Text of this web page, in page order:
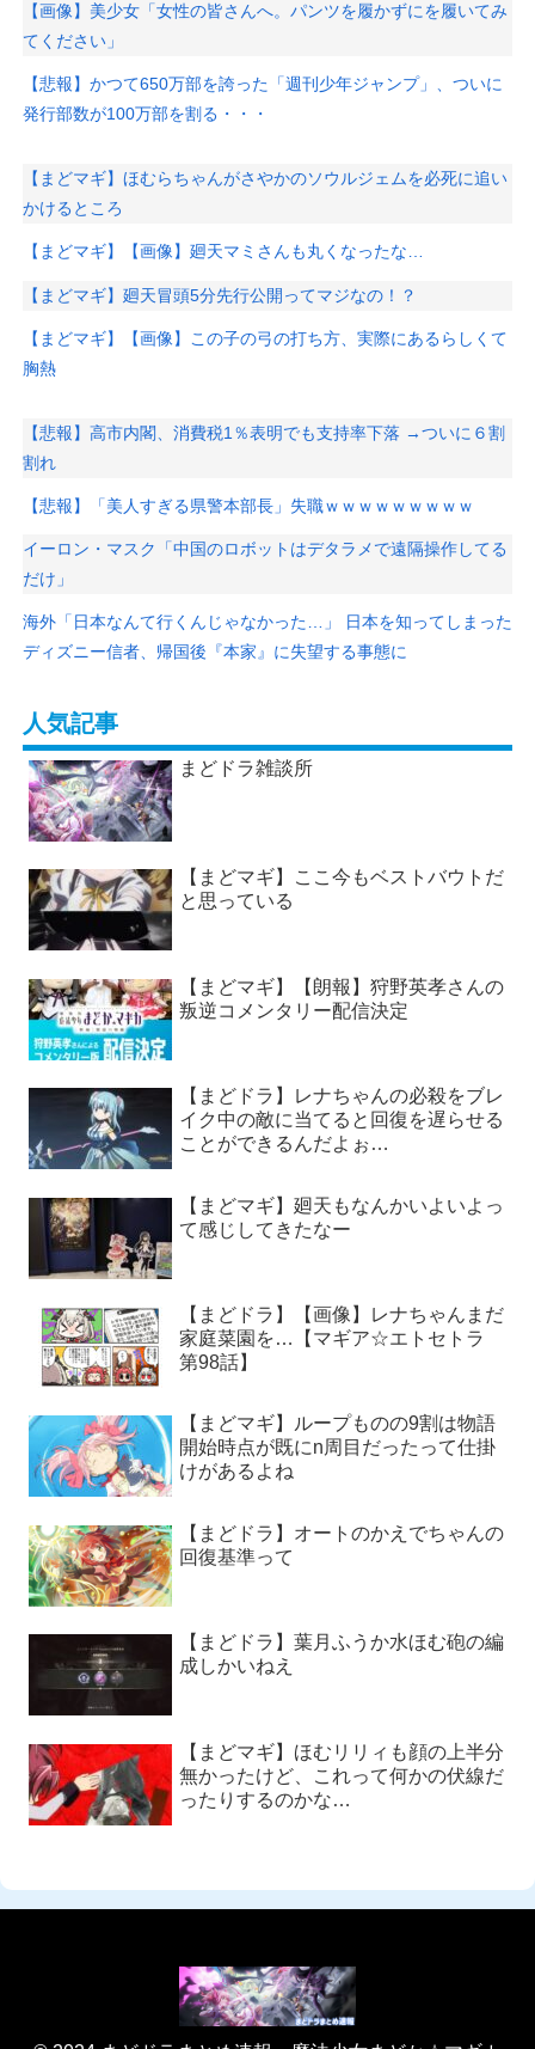
【画像】美少女「女性の皆さんへ。パンツを履かずにを履いてみ
てください」
【悲報】かつて650万部を誇った「週刊少年ジャンプ」、ついに
発行部数が100万部を割る・・・
【まどマギ】ほむらちゃんがさやかのソウルジェムを必死に追い
かけるところ
【まどマギ】【画像】廻天マミさんも丸くなったな…
【まどマギ】廻天冒頭5分先行公開ってマジなの！？
【まどマギ】【画像】この子の弓の打ち方、実際にあるらしくて
胸熱
【悲報】高市内閣、消費税1％表明でも支持率下落 →ついに６割
割れ
【悲報】「美人すぎる県警本部長」失職ｗｗｗｗｗｗｗｗｗ
イーロン・マスク「中国のロボットはデタラメで遠隔操作してる
だけ」
海外「日本なんて行くんじゃなかった…」 日本を知ってしまった
ディズニー信者、帰国後『本家』に失望する事態に
人気記事
まどドラ雑談所
【まどマギ】ここ今もベストバウトだ
と思っている
【まどマギ】【朗報】狩野英孝さんの
叛逆コメンタリー配信決定
【まどドラ】レナちゃんの必殺をブレ
イク中の敵に当てると回復を遅らせる
ことができるんだよぉ…
【まどマギ】廻天もなんかいよいよっ
て感じしてきたなー
【まどドラ】【画像】レナちゃんまだ
家庭菜園を…【マギア☆エトセトラ
第98話】
【まどマギ】ループものの9割は物語
開始時点が既にn周目だったって仕掛
けがあるよね
【まどドラ】オートのかえでちゃんの
回復基準って
【まどドラ】葉月ふうか水ほむ砲の編
成しかいねえ
【まどマギ】ほむリリィも顔の上半分
無かったけど、これって何かの伏線だ
ったりするのかな…